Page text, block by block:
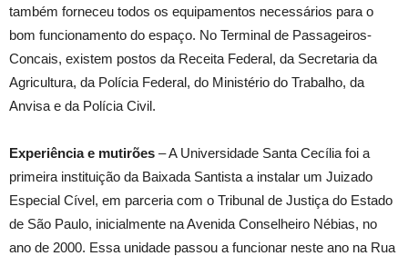
também forneceu todos os equipamentos necessários para o
bom funcionamento do espaço. No Terminal de Passageiros-
Concais, existem postos da Receita Federal, da Secretaria da
Agricultura, da Polícia Federal, do Ministério do Trabalho, da
Anvisa e da Polícia Civil.
Experiência e mutirões – A Universidade Santa Cecília foi a
primeira instituição da Baixada Santista a instalar um Juizado
Especial Cível, em parceria com o Tribunal de Justiça do Estado
de São Paulo, inicialmente na Avenida Conselheiro Nébias, no
ano de 2000. Essa unidade passou a funcionar neste ano na Rua